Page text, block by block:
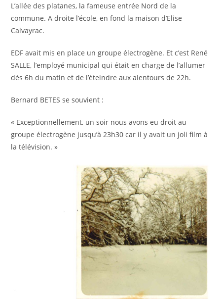
L’allée des platanes, la fameuse entrée Nord de la
commune. A droite l’école, en fond la maison d’Elise
Calvayrac.
EDF avait mis en place un groupe électrogène. Et c’est René
SALLE, l’employé municipal qui était en charge de l’allumer
dès 6h du matin et de l’éteindre aux alentours de 22h.
Bernard BETES se souvient :
« Exceptionnellement, un soir nous avons eu droit au
groupe électrogène jusqu’à 23h30 car il y avait un joli film à
la télévision. »